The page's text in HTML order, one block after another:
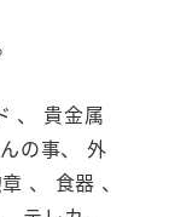
、 貴金属
の事、 外
、 食器 、